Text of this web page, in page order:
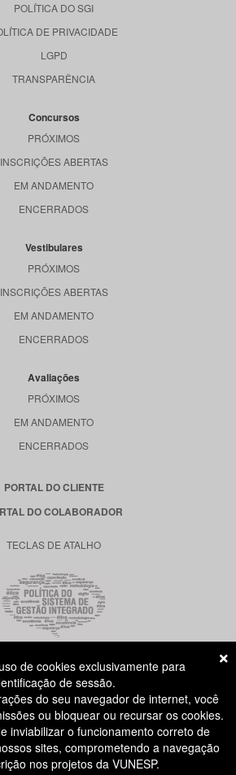
POLÍTICA DO SGI
DE PRIVACIDADE
LGPD
TRANSPARÊNCIA
Concursos
PRÓXIMOS
INSCRIÇÕES ABERTAS
EM ANDAMENTO
ENCERRADOS
Vestibulares
PRÓXIMOS
INSCRIÇÕES ABERTAS
EM ANDAMENTO
ENCERRADOS
Avaliações
PRÓXIMOS
EM ANDAMENTO
ENCERRADOS
PORTAL DO CLIENTE
DO COLABORADOR
TECLAS DE ATALHO
RUA DONA GERMAINE BURCHARD, 515
ÁGUA BRANCA - SÃO PAULO SP
CEP: 05002-062
de cookies exclusivamente para
de sessão.
do seu navegador de internet, você
ou bloquear ou recursar os cookies.
inviabilizar o funcionamento correto de
sites, comprometendo a navegação
nos projetos da VUNESP.